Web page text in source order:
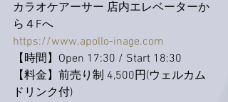
​カラオケアーサー 店内エレベーターか
ら４Fへ
https://www.apollo-inage.com
【時間】Open 17:30 / Start 18:30
【料金】前売り制 4,500円(ウェルカム
ドリンク付)